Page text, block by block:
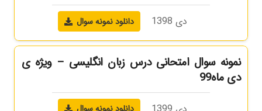
دی 1398 دانلود نمونه سوال
نمونه سوال امتحانی درس زبان انگلیسی – ویژه ی
دی ماه99